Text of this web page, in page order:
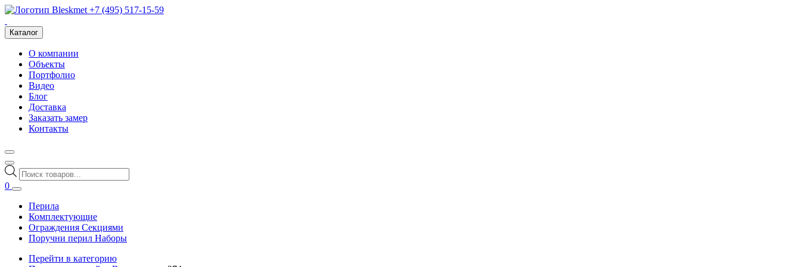
+7 (495) 517-15-59
Каталог
О компании
Объекты
Портфолио
Видео
Блог
Доставка
Заказать замер
Контакты
Поиск
товаров
0
Перила
Комплектующие
Ограждения Секциями
Поручни перил Наборы
Перейти в категорию